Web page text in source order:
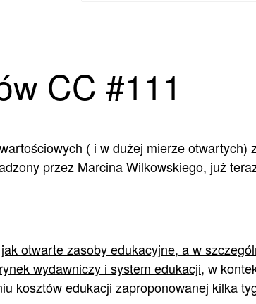
CC #111
( i w dużej mierze otwartych)
przez Marcina Wilkowskiego, już
otwarte zasoby edukacyjne, a w
wydawniczy i system edukacji, w
kosztów edukacji zaproponowanej kilka